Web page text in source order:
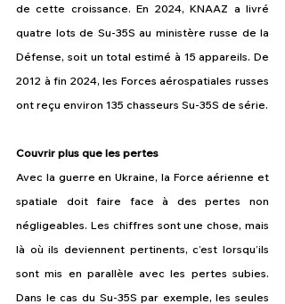
de cette croissance. En 2024, KNAAZ a livré
quatre lots de Su-35S au ministère russe de la
Défense, soit un total estimé à 15 appareils. De
2012 à fin 2024, les Forces aérospatiales russes
ont reçu environ 135 chasseurs Su-35S de série.
Couvrir plus que les pertes
Avec la guerre en Ukraine, la Force aérienne et
spatiale doit faire face à des pertes non
négligeables. Les chiffres sont une chose, mais
là où ils deviennent pertinents, c’est lorsqu’ils
sont mis en parallèle avec les pertes subies.
Dans le cas du Su‑35S par exemple, les seules